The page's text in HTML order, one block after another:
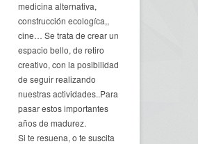
medicina alternativa,
construcción ecologíca,,
cine… Se trata de crear un
espacio bello, de retiro
creativo, con la posibilidad
de seguir realizando
nuestras actividades..Para
pasar estos importantes
años de madurez.
Si te resuena, o te suscita